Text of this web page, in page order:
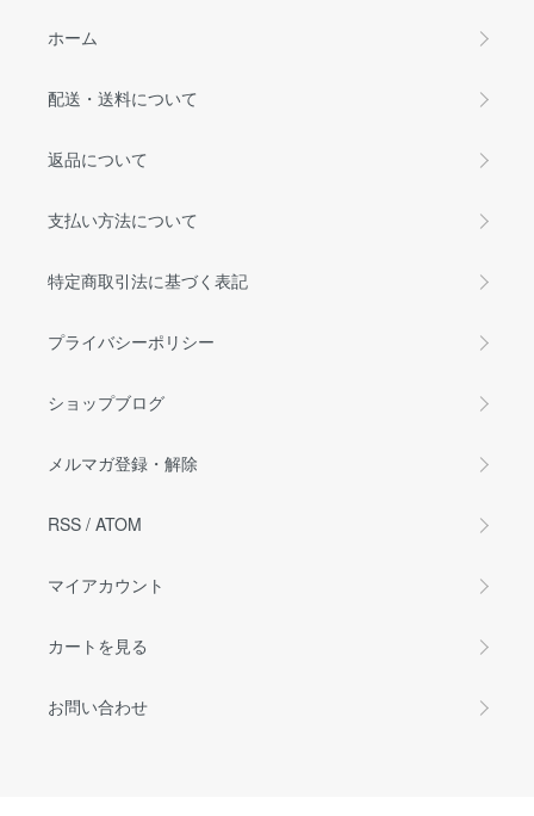
ホーム
配送・送料について
返品について
支払い方法について
特定商取引法に基づく表記
プライバシーポリシー
ショップブログ
メルマガ登録・解除
RSS / ATOM
マイアカウント
カートを見る
お問い合わせ